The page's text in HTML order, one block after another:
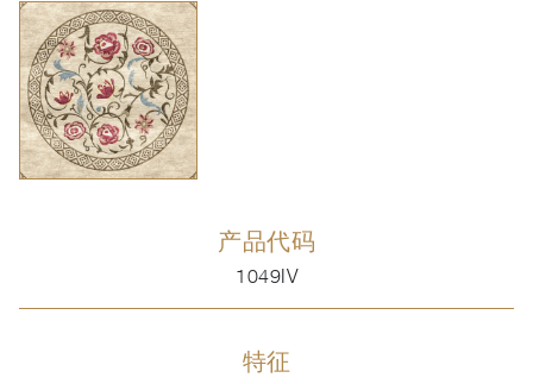
产品代码
1049IV
特征